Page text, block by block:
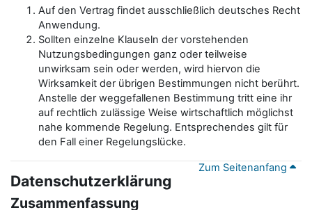
Auf den Vertrag findet ausschließlich deutsches Recht
Anwendung.
Sollten einzelne Klauseln der vorstehenden
Nutzungsbedingungen ganz oder teilweise
unwirksam sein oder werden, wird hiervon die
Wirksamkeit der übrigen Bestimmungen nicht berührt.
Anstelle der weggefallenen Bestimmung tritt eine ihr
auf rechtlich zulässige Weise wirtschaftlich möglichst
nahe kommende Regelung. Entsprechendes gilt für
den Fall einer Regelungslücke.
Zum Seitenanfang
Datenschutzerklärung
Zusammenfassung